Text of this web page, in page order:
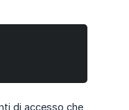
di accesso che